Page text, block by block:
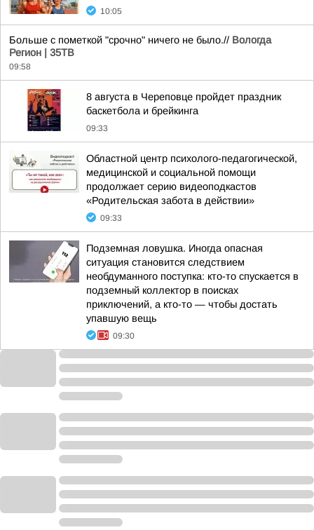
10:05
Больше с пометкой "срочно" ничего не было.// Вологда
Регион | 35ТВ
09:58
8 августа в Череповце пройдет праздник
баскетбола и брейкинга
09:33
Областной центр психолого-педагогической,
медицинской и социальной помощи
продолжает серию видеоподкастов
«Родительская забота в действии»
09:33
Подземная ловушка. Иногда опасная
ситуация становится следствием
необдуманного поступка: кто-то спускается в
подземный коллектор в поисках
приключений, а кто-то — чтобы достать
упавшую вещь
09:30